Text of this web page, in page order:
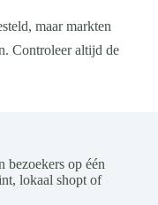
maar markten
Controleer altijd de
bezoekers op één
lokaal shopt of